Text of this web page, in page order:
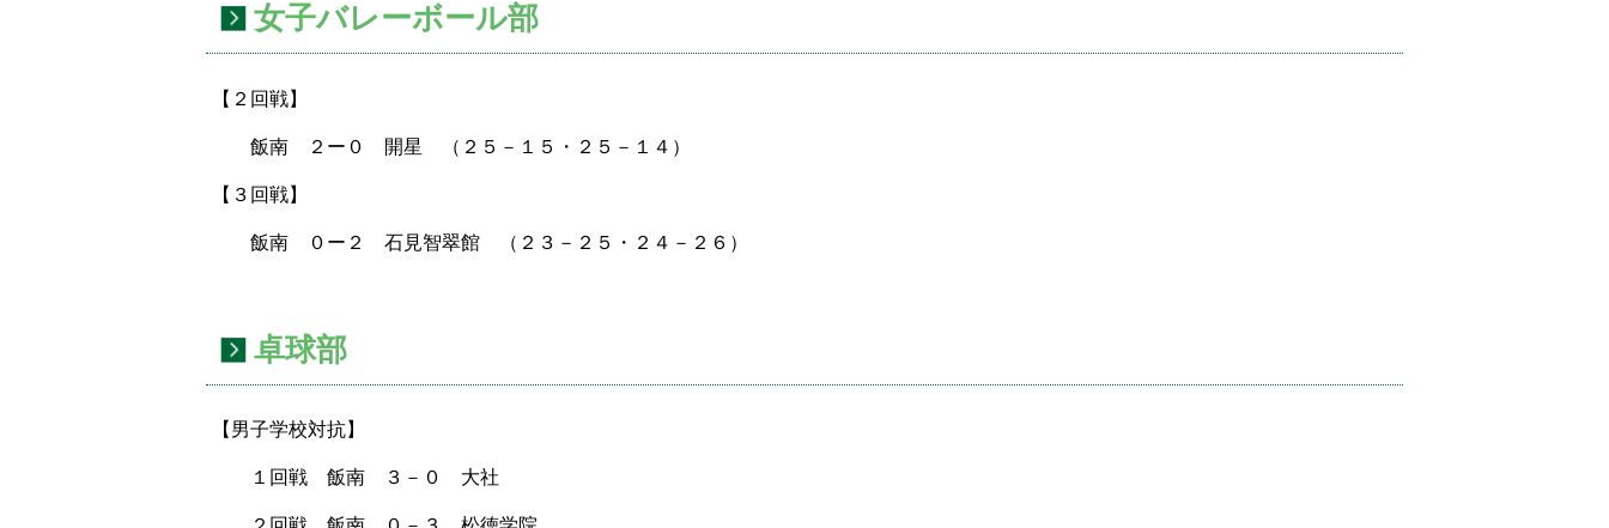
女子バレーボール部
【２回戦】
飯南 ２ー０ 開星 （２５－１５・２５－１４）
【３回戦】
飯南 ０ー２ 石見智翠館 （２３－２５・２４－２６）
卓球部
【男子学校対抗】
１回戦 飯南 ３－０ 大社